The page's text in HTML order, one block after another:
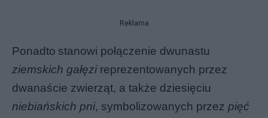
Reklama
Ponadto stanowi połączenie dwunastu
ziemskich gałęzireprezentowanych przez
dwanaście zwierząt, a także dziesięciu
niebiańskich pni, symbolizowanych przez pięć